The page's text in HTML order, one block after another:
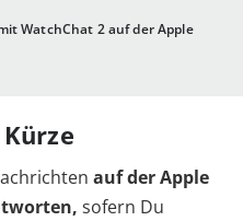
WatchChat 2 auf der Apple
auf der Apple
sofern Du